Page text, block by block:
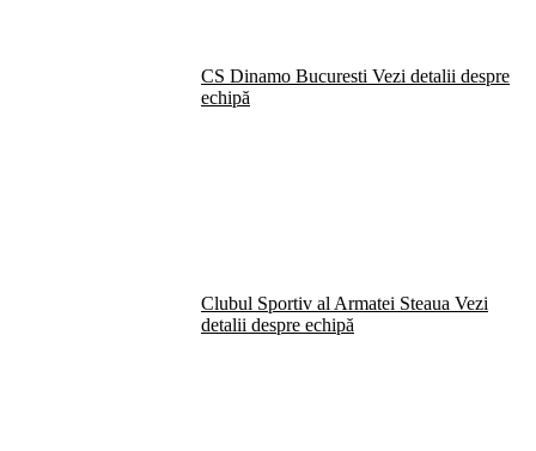
CS Dinamo Bucuresti Vezi detalii despre
echipă
Clubul Sportiv al Armatei Steaua Vezi
detalii despre echipă